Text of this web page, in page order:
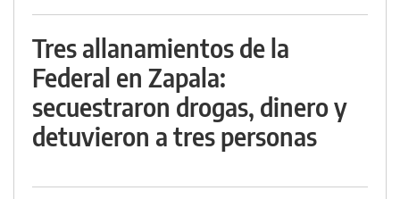
Tres allanamientos de la
Federal en Zapala:
secuestraron drogas, dinero y
detuvieron a tres personas